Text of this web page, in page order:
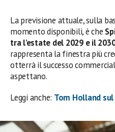
La previsione attuale, sulla
momento disponibili, è che
tra l’estate del 2029 e il
rappresenta la finestra più
otterrà il successo
aspettano.
Leggi anche: Tom Holland